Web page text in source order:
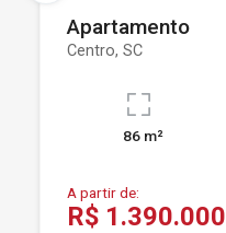
Apartamento
Centro, SC
86 m²
A partir de:
R$ 1.390.000